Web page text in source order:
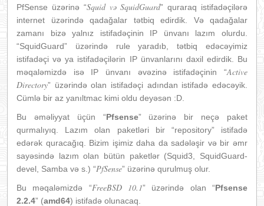
PfSense üzərinə “Squid və SquidGuard” quraraq istifadəçilərə
internet üzərində qadağalar tətbiq edirdik. Və qadağalar
zamanı bizə yalnız istifadəçinin IP ünvanı lazım olurdu.
“SquidGuard” üzərində rule yaradıb, tətbiq edəcəyimiz
istifadəçi və ya istifadəçilərin IP ünvanlarını daxil edirdik. Bu
məqaləmizdə isə IP ünvanı əvəzinə istifadəçinin “Active
Directory” üzərində olan istifadəçi adından istifadə edəcəyik.
Cümlə bir az yanıltmac kimi oldu deyəsən :D.
Bu əməliyyat üçün “Pfsense” üzərinə bir neçə paket
qurmalıyıq. Lazım olan paketləri bir “repository” istifadə
edərək quracağıq. Bizim işimiz daha da sadələşir və bir əmr
sayəsində lazım olan bütün paketlər (Squid3, SquidGuard-
devel, Samba və s.) “PfSense” üzərinə qurulmuş olur.
Bu məqaləmizdə “FreeBSD 10.1” üzərində olan “Pfsense
2.2.4” (amd64) istifadə olunacaq.